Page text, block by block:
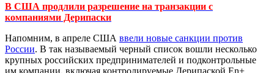
В США продлили разрешение на транзакции с
компаниями Дерипаски
Напомним, в апреле США ввели новые санкции против
России. В так называемый черный список вошли несколько
крупных российских предпринимателей и подконтрольные
им компании, включая контролируемые Дерипаской En+